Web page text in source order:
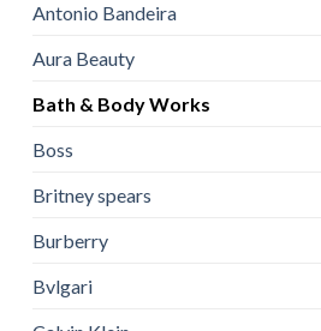
Antonio Bandeira
Aura Beauty
Bath & Body Works
Boss
Britney spears
Burberry
Bvlgari